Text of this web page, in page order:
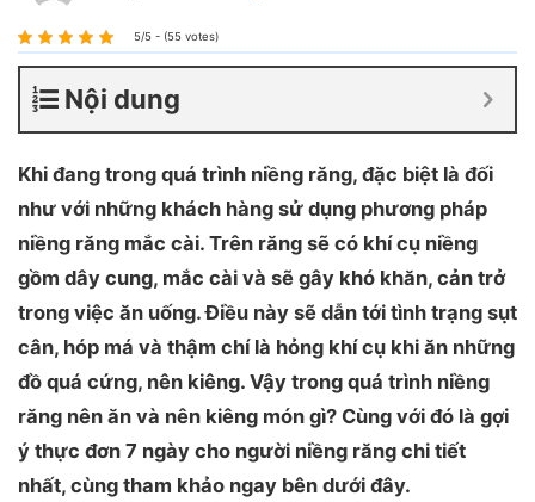
5/5 - (55 votes)
Nội dung
Khi đang trong quá trình niềng răng, đặc biệt là đối
như với những khách hàng sử dụng phương pháp
niềng răng mắc cài. Trên răng sẽ có khí cụ niềng
gồm dây cung, mắc cài và sẽ gây khó khăn, cản trở
trong việc ăn uống. Điều này sẽ dẫn tới tình trạng sụt
cân, hóp má và thậm chí là hỏng khí cụ khi ăn những
đồ quá cứng, nên kiêng. Vậy trong quá trình niềng
răng nên ăn và nên kiêng món gì? Cùng với đó là gợi
ý thực đơn 7 ngày cho người niềng răng chi tiết
nhất, cùng tham khảo ngay bên dưới đây.